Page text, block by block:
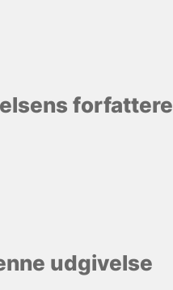
forfattere
udgivelse